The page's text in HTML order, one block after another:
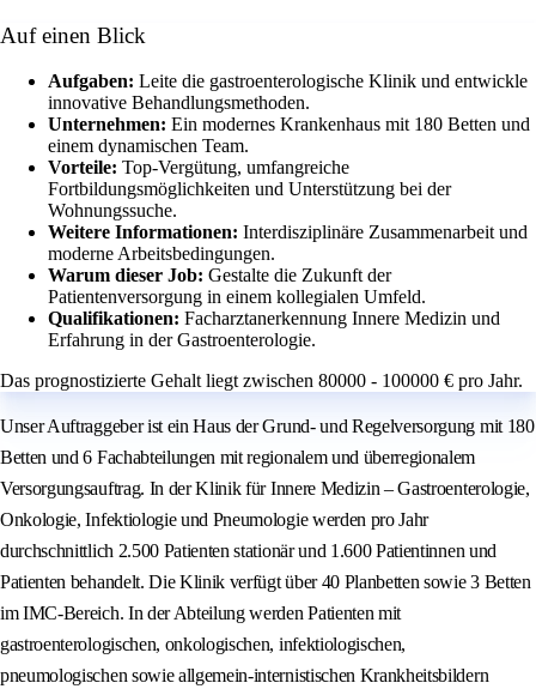
Auf einen Blick
Aufgaben: Leite die gastroenterologische Klinik und entwickle
innovative Behandlungsmethoden.
Unternehmen: Ein modernes Krankenhaus mit 180 Betten und
einem dynamischen Team.
Vorteile: Top-Vergütung, umfangreiche
Fortbildungsmöglichkeiten und Unterstützung bei der
Wohnungssuche.
Weitere Informationen: Interdisziplinäre Zusammenarbeit und
moderne Arbeitsbedingungen.
Warum dieser Job: Gestalte die Zukunft der
Patientenversorgung in einem kollegialen Umfeld.
Qualifikationen: Facharztanerkennung Innere Medizin und
Erfahrung in der Gastroenterologie.
Das prognostizierte Gehalt liegt zwischen 80000 - 100000 € pro Jahr.
Unser Auftraggeber ist ein Haus der Grund- und Regelversorgung mit 180
Betten und 6 Fachabteilungen mit regionalem und überregionalem
Versorgungsauftrag. In der Klinik für Innere Medizin – Gastroenterologie,
Onkologie, Infektiologie und Pneumologie werden pro Jahr
durchschnittlich 2.500 Patienten stationär und 1.600 Patientinnen und
Patienten behandelt. Die Klinik verfügt über 40 Planbetten sowie 3 Betten
im IMC-Bereich. In der Abteilung werden Patienten mit
gastroenterologischen, onkologischen, infektiologischen,
pneumologischen sowie allgemein-internistischen Krankheitsbildern